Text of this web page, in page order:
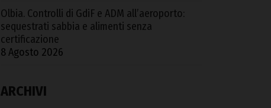
Olbia. Controlli di GdiF e ADM all’aeroporto:
sequestrati sabbia e alimenti senza
certificazione
8 Agosto 2026
ARCHIVI